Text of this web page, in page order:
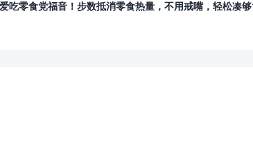
爱吃零食党福音！步数抵消零食热量，不用戒嘴，轻松凑